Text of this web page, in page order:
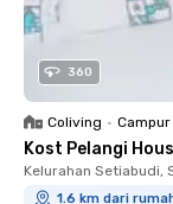
360
Coliving • Campur
Kost Pelangi
Kelurahan Setiabudi,
1.6 km dari